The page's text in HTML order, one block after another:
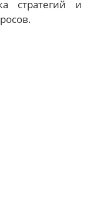
стратегий и